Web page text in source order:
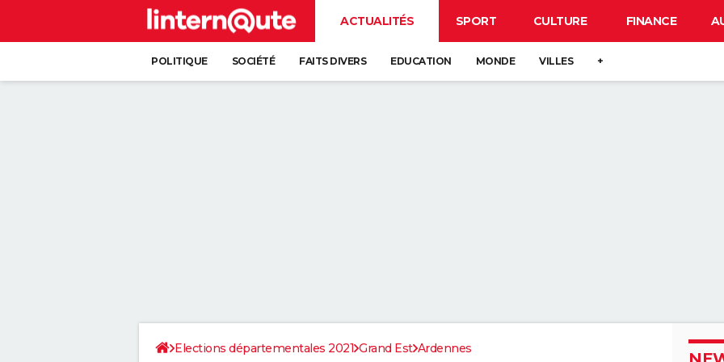
ACTUALITÉS SPORT CULTURE FINANCE
POLITIQUE SOCIÉTÉ FAITS DIVERS EDUCATION MONDE VILLES +
Elections départementales 2021 Grand Est Ardennes